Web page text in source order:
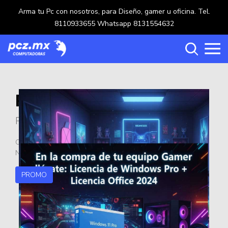
Arma tu Pc con nosotros, para Diseño, gamer u oficina. Tel.
8110933655 Whatsapp 8131554632
Categorías
Carrito de compras ()
Crear una cuenta
Ingresar
PROMOCION
REGALO
OFERTAS REGALO TODAS LAS PC GAMER QUADRO,
NVIDIA, RADEON
PROMO